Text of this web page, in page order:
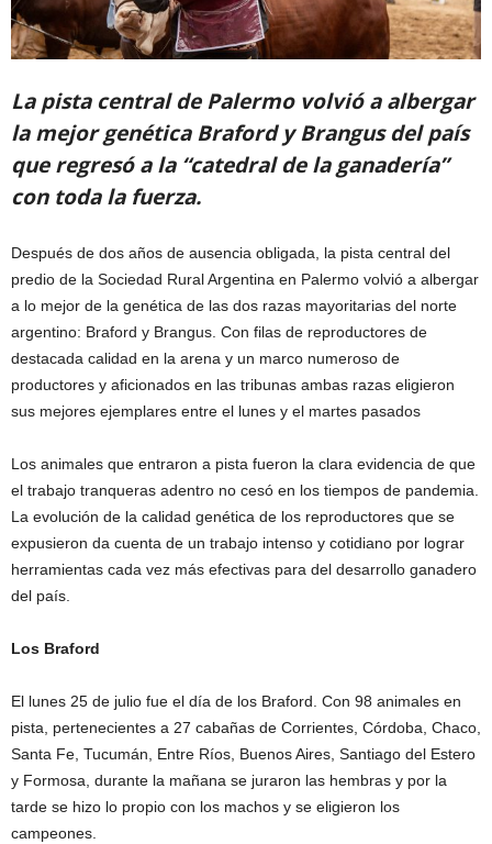
La pista central de Palermo volvió a albergar
la mejor genética Braford y Brangus del país
que regresó a la “catedral de la ganadería”
con toda la fuerza.
Después de dos años de ausencia obligada, la pista central del
predio de la Sociedad Rural Argentina en Palermo volvió a albergar
a lo mejor de la genética de las dos razas mayoritarias del norte
argentino: Braford y Brangus. Con filas de reproductores de
destacada calidad en la arena y un marco numeroso de
productores y aficionados en las tribunas ambas razas eligieron
sus mejores ejemplares entre el lunes y el martes pasados
Los animales que entraron a pista fueron la clara evidencia de que
el trabajo tranqueras adentro no cesó en los tiempos de pandemia.
La evolución de la calidad genética de los reproductores que se
expusieron da cuenta de un trabajo intenso y cotidiano por lograr
herramientas cada vez más efectivas para del desarrollo ganadero
del país.
Los Braford
El lunes 25 de julio fue el día de los Braford. Con 98 animales en
pista, pertenecientes a 27 cabañas de Corrientes, Córdoba, Chaco,
Santa Fe, Tucumán, Entre Ríos, Buenos Aires, Santiago del Estero
y Formosa, durante la mañana se juraron las hembras y por la
tarde se hizo lo propio con los machos y se eligieron los
campeones.